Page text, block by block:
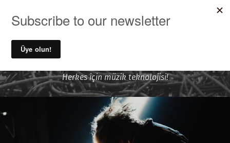
Ufuk Önen ile Ses Kayıt ve
Müzik Teknolojileri
Herkes için müzik teknolojisi!